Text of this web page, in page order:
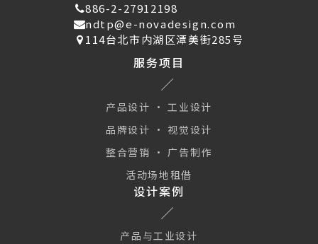
886-2-27912198
ndtp@e-novadesign.com
114台北市内湖区潭美街285号
服务项目
产品设计 · 工业设计
品牌设计 · 视觉设计
整合营销 · 广告制作
活动场地租借
设计案例
产品与工业设计